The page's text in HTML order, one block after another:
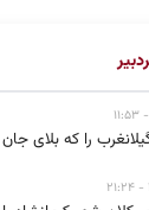
را که بلای